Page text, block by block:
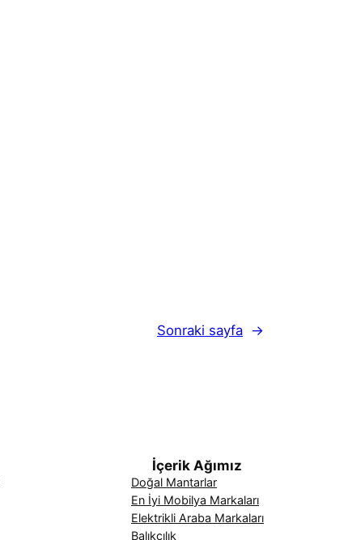
Sonraki sayfa →
İçerik Ağımız
Doğal Mantarlar
En İyi Mobilya Markaları
Elektrikli Araba Markaları
Balıkçılık